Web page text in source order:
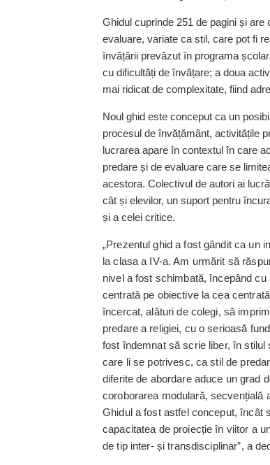
Ghidul cuprinde 251 de pagini și
evaluare, variate ca stil, care pot fi
învățării prevăzut în programa
cu dificultăți de învățare; a doua
mai ridicat de complexitate, fiind
Noul ghid este conceput ca un
procesul de învățământ, activitățile
lucrarea apare în contextul în care
predare și de evaluare care se
acestora. Colectivul de autori ai
cât și elevilor, un suport pentru
și a celei critice.
„Prezentul ghid a fost gândit ca un
la clasa a IV-a. Am urmărit să
nivel a fost schimbată, începând
centrată pe obiective la cea
încercat, alături de colegi, să
predare a religiei, cu o serioasă
fost îndemnat să scrie liber, în
care li se potrivesc, ca stil de
diferite de abordare aduce un grad
coroborarea modulară, secvențială
Ghidul a fost astfel conceput, încât
capacitatea de proiecție în viitor a
de tip inter- și transdisciplinar”, a